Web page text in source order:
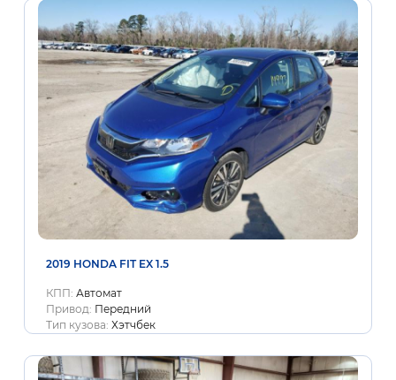
2019 HONDA FIT EX 1.5
КПП: Автомат
Привод: Передний
Тип кузова: Хэтчбек